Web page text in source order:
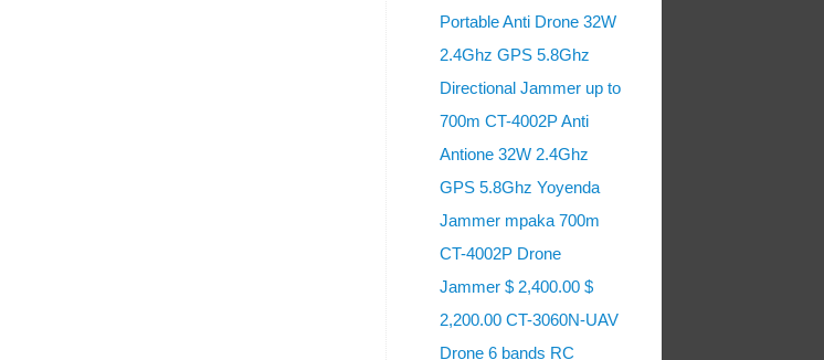
Portable Anti Drone 32W
2.4Ghz GPS 5.8Ghz
Directional Jammer up to
700m CT-4002P Anti
Antione 32W 2.4Ghz
GPS 5.8Ghz Yoyenda
Jammer mpaka 700m
CT-4002P Drone
Jammer $ 2,400.00 $
2,200.00 CT-3060N-UAV
Drone 6 bands RC